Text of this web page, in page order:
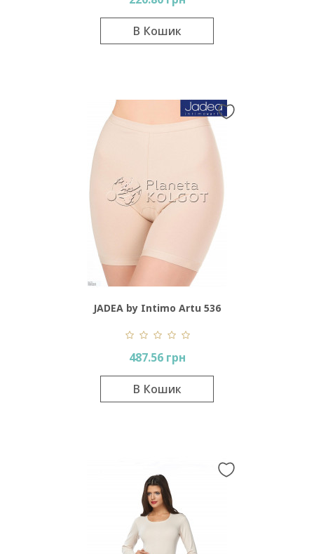
В Кошик
JADEA by Intimo Artu 536
487.56 грн
В Кошик